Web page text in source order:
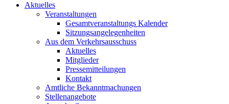
Aktuelles
Veranstaltungen
Gesamtveranstaltungs Kalender
Sitzungsangelegenheiten
Aus dem Verkehrsausschuss
Aktuelles
Mitglieder
Pressemitteilungen
Kontakt
Amtliche Bekanntmachungen
Stellenangebote